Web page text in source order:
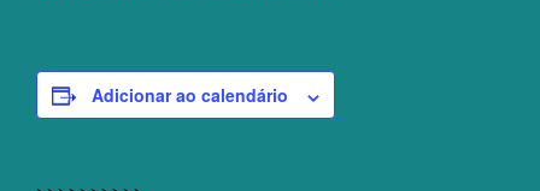
Adicionar ao calendário